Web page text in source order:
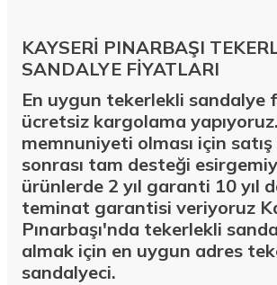
KAYSERİ PINARBAŞI
SANDALYE FİYATLARI
En uygun tekerlekli sandalye
ücretsiz kargolama
memnuniyeti olması için
sonrası tam desteği
ürünlerde 2 yıl garanti 10 yıl
teminat garantisi veriyoruz
Pınarbaşı'nda tekerlekli
almak için en uygun adres
sandalyeci.